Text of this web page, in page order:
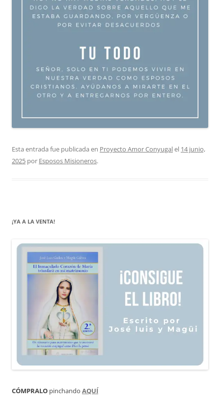
Esta entrada fue publicada en Proyecto Amor Conyugalel 14 junio,
2025 por Esposos Misioneros.
¡YA A LA VENTA!
CÓMPRALO pinchando AQUÍ